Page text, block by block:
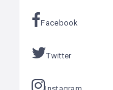
Facebook
Twitter